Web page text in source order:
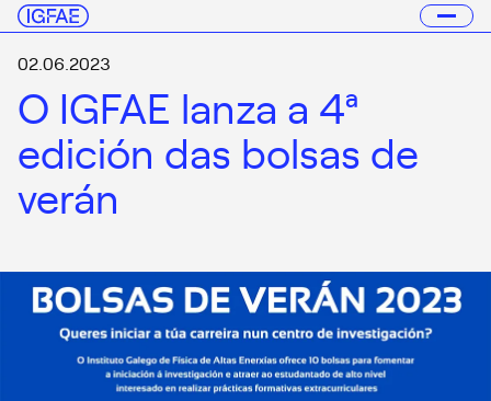
02.06.2023
O IGFAE lanza a 4ª
edición das bolsas de
verán